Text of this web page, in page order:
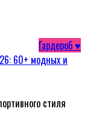
Гардероб ♥
60+ модных и
стиля